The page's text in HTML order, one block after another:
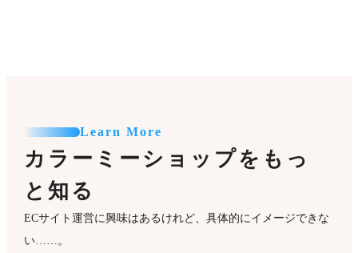
Learn More
カラーミーショップをもっ
と知る
ECサイト運営に興味はあるけれど、具体的にイメージできな
い……。